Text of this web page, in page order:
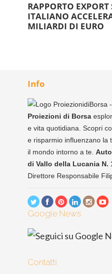
RAPPORTO EXPORT
ITALIANO
MILIARDI DI EURO
Info
Proiezioni di Borsa
e vita quotidiana. Scopri
e risparmio influenzano la
il mondo intorno a te.
di Vallo della Lucania N.
Direttore Responsabile
Google News
Contatti